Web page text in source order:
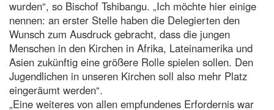
wurden“, so Bischof Tshibangu. „Ich möchte hier einige
nennen: an erster Stelle haben die Delegierten den
Wunsch zum Ausdruck gebracht, dass die jungen
Menschen in den Kirchen in Afrika, Lateinamerika und
Asien zukünftig eine größere Rolle spielen sollen. Den
Jugendlichen in unseren Kirchen soll also mehr Platz
eingeräumt werden“.
„Eine weiteres von allen empfundenes Erfordernis war